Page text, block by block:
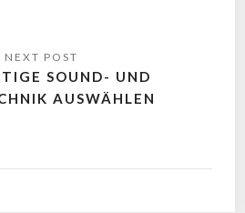
SOUND- UND
AUSWÄHLEN